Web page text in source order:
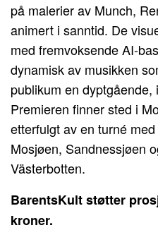
på malerier av Munch,
animert i sanntid. De
med fremvoksende AI-
dynamisk av musikken
publikum en
Premieren finner sted i
etterfulgt av en turné
Mosjøen, Sandnessjøen
Västerbotten.
BarentsKult støtter
kroner.